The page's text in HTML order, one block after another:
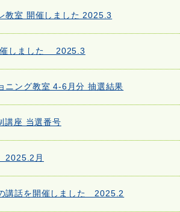
教室 開催しました 2025.3
催しました 2025.3
ニング教室 4-6月分 抽選結果
講座 当選番号
2025.2月
講話を開催しました 2025.2